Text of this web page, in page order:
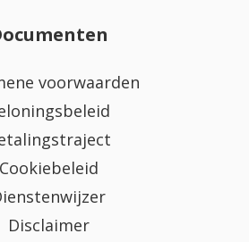
voorwaarden
Cookiebeleid
Disclaimer